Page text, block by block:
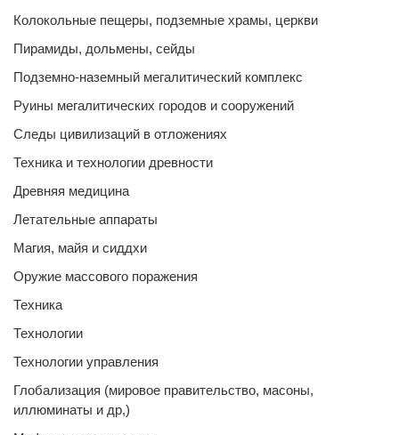
Колокольные пещеры, подземные храмы, церкви
Пирамиды, дольмены, сейды
Подземно-наземный мегалитический комплекс
Руины мегалитических городов и сооружений
Следы цивилизаций в отложениях
Техника и технологии древности
Древняя медицина
Летательные аппараты
Магия, майя и сиддхи
Оружие массового поражения
Техника
Технологии
Технологии управления
Глобализация (мировое правительство, масоны,
иллюминаты и др,)